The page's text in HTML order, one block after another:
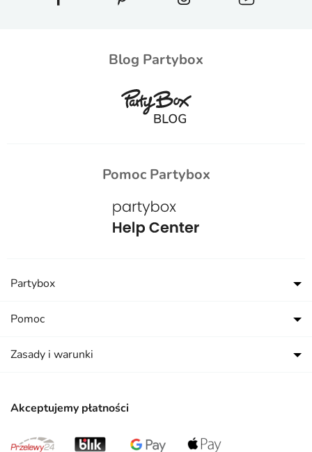
Blog Partybox
Pomoc Partybox
Akceptujemy płatności
Partybox
Pomoc
Zasady i warunki